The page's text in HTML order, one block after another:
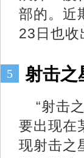
部的。近
23日也收
5 射击
“射击
要出现在
现射击之